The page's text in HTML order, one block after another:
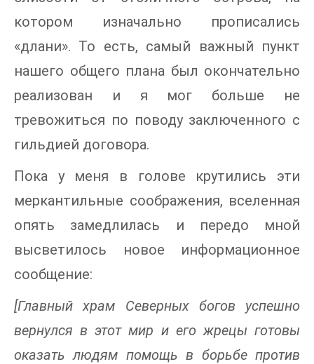
котором изначально прописались
«длани». То есть, самый важный пункт
нашего общего плана был окончательно
реализован и я мог больше не
тревожиться по поводу заключенного с
гильдией договора.
Пока у меня в голове крутились эти
меркантильные соображения, вселенная
опять замедлилась и передо мной
высветилось новое информационное
сообщение:
[Главный храм Северных богов успешно
вернулся в этот мир и его жрецы готовы
оказать людям помощь в борьбе против